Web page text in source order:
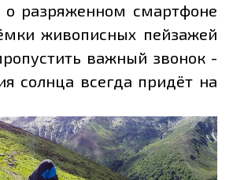
о разряженном смартфоне
живописных пейзажей
важный звонок -
солнца всегда придёт на